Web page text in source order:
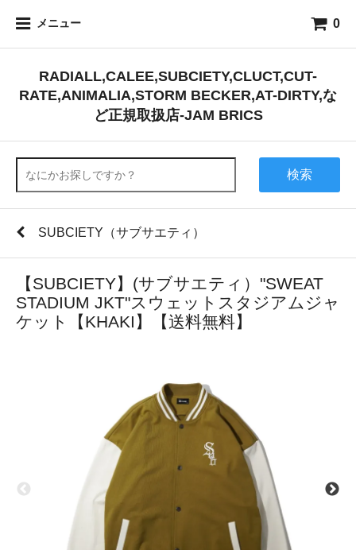
メニュー 0
RADIALL,CALEE,SUBCIETY,CLUCT,CUT-
RATE,ANIMALIA,STORM BECKER,AT-DIRTY,な
ど正規取扱店-JAM BRICS
検索
SUBCIETY（サブサエティ）
【SUBCIETY】(サブサエティ）"SWEAT
STADIUM JKT"スウェットスタジアムジャ
ケット【KHAKI】【送料無料】